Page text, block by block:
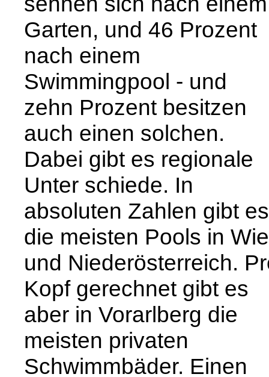
Garten, und 46 Prozent
nach einem
Swimmingpool - und
zehn Prozent besitzen
auch einen solchen.
Dabei gibt es regionale
Unter schiede. In
absoluten Zahlen gibt es
die meisten Pools in
und Niederösterreich.
Kopf gerechnet gibt es
aber in Vorarlberg die
meisten privaten
Schwimmbäder. Einen